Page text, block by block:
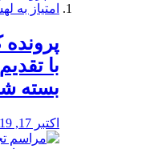
با
بسته
اکتبر 17, 2019